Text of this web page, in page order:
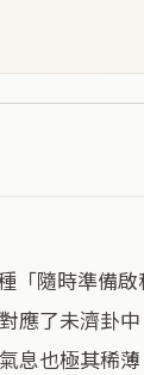
應了未濟卦
息也極其稀